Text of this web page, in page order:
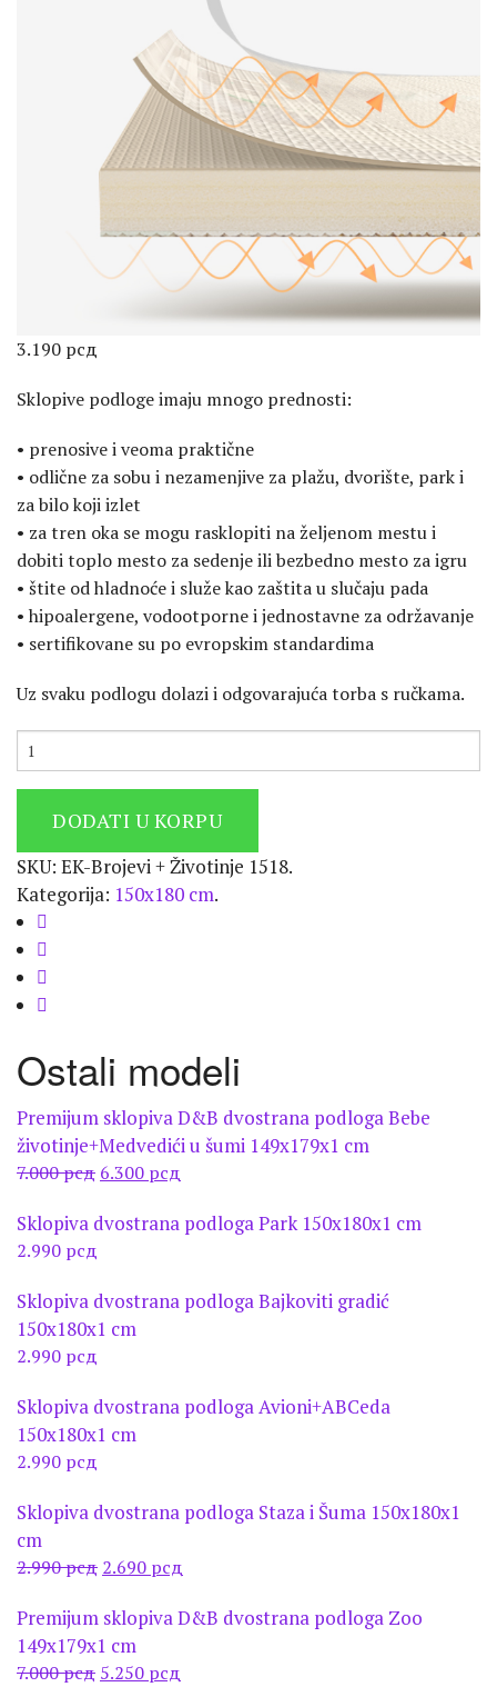
3.190 рсд
Sklopive podloge imaju mnogo prednosti:
• prenosive i veoma praktične
• odlične za sobu i nezamenjive za plažu, dvorište, park i
za bilo koji izlet
• za tren oka se mogu rasklopiti na željenom mestu i
dobiti toplo mesto za sedenje ili bezbedno mesto za igru
• štite od hladnoće i služe kao zaštita u slučaju pada
• hipoalergene, vodootporne i jednostavne za održavanje
• sertifikovane su po evropskim standardima
Uz svaku podlogu dolazi i odgovarajuća torba s ručkama.
DODATI U KORPU
SKU: EK-Brojevi + Životinje 1518.
Kategorija: 150x180 cm.
Ostali modeli
Premijum sklopiva D&B dvostrana podloga Bebe
životinje+Medvedići u šumi 149x179x1 cm
7.000рсд Оригинална
је
6.300 рсд
је:
Sklopiva dvostrana podloga Park 150x180x1 cm
2.990 рсд
Sklopiva dvostrana podloga Bajkoviti gradić
150x180x1 cm
2.990 рсд
Sklopiva dvostrana podloga Avioni+ABCeda
150x180x1 cm
2.990 рсд
Sklopiva dvostrana podloga Staza i Šuma 150x180x1
cm
2.990рсд Оригинална
је
била:
2.990 рсд.
2.690 рсд
је:
Premijum sklopiva D&B dvostrana podloga Zoo
149x179x1 cm
7.000рсд Оригинална
5.250 рсд